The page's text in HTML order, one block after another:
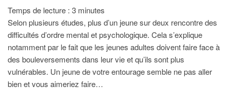
Temps de lecture : 3 minutes
Selon plusieurs études, plus d’un jeune sur deux rencontre des
difficultés d’ordre mental et psychologique. Cela s’explique
notamment par le fait que les jeunes adultes doivent faire face à
des bouleversements dans leur vie et qu’ils sont plus
vulnérables. Un jeune de votre entourage semble ne pas aller
bien et vous aimeriez faire…